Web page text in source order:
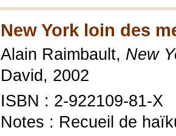
New York loin des
Alain Raimbault, New
David, 2002
ISBN : 2-922109-81-X
Notes : Recueil de